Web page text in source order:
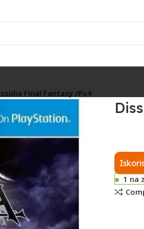
Final Fantasy /Ps4
1 na